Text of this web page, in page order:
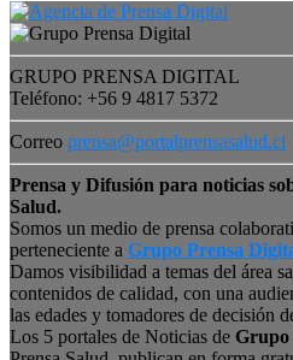
GRUPO PRENSA DIGITAL
Teléfono: +56 9 4817 5372
Correo prensa@portalprensasalud.cl
Prensa y Difusión para noticias
Salud.
Somos un medio de prensa
perteneciente a Grupo Prensa
Damos visibilidad a temas del área
contenidos de calidad, con una
las edades y tomadores de decisión
Los 5 portales de Noticias de Grupo